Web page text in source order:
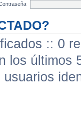
:: 0
los últimos
usuarios